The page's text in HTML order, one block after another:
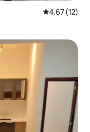
평점 4.67점
4.67 (12)